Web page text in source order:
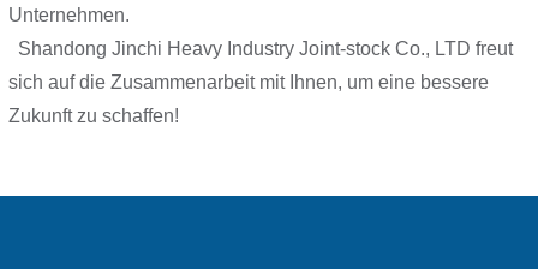
Unternehmen.
Shandong Jinchi Heavy Industry Joint-stock Co., LTD freut
sich auf die Zusammenarbeit mit Ihnen, um eine bessere
Zukunft zu schaffen!